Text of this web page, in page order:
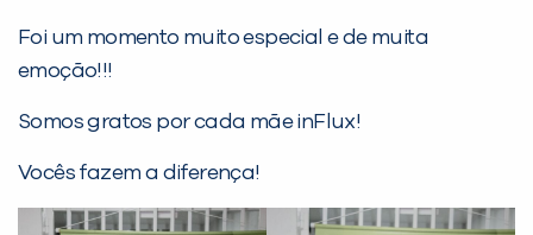
Foi um momento muito especial e de muita
emoção!!!
Somos gratos por cada mãe inFlux!
Vocês fazem a diferença!